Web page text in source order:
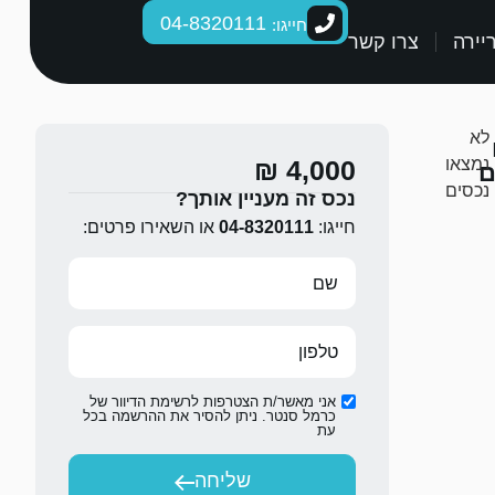
צרו קשר
חייגו:
לא
נמצאו
נכסים
4,000 ₪
נכס זה מעניין אותך?
חייגו: 04-8320111 או השאירו פרטים:
אני מאשר/ת הצטרפות לרשימת הדיוור של
כרמל סנטר. ניתן להסיר את ההרשמה בכל
עת
שליחה